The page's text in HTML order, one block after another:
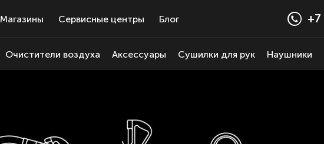
Магазины Сервисные центры Блог +7
Очистители воздуха Аксессуары Сушилки для рук Наушники